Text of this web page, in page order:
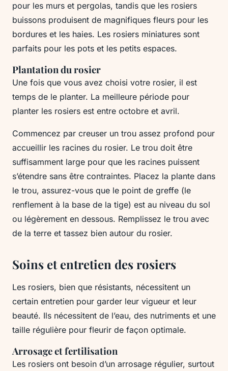
pour les murs et pergolas, tandis que les rosiers
buissons produisent de magnifiques fleurs pour les
bordures et les haies. Les rosiers miniatures sont
parfaits pour les pots et les petits espaces.
Plantation du rosier
Une fois que vous avez choisi votre rosier, il est
temps de le planter. La meilleure période pour
planter les rosiers est entre octobre et avril.
Commencez par creuser un trou assez profond pour
accueillir les racines du rosier. Le trou doit être
suffisamment large pour que les racines puissent
s’étendre sans être contraintes. Placez la plante dans
le trou, assurez-vous que le point de greffe (le
renflement à la base de la tige) est au niveau du sol
ou légèrement en dessous. Remplissez le trou avec
de la terre et tassez bien autour du rosier.
Soins et entretien des rosiers
Les rosiers, bien que résistants, nécessitent un
certain entretien pour garder leur vigueur et leur
beauté. Ils nécessitent de l’eau, des nutriments et une
taille régulière pour fleurir de façon optimale.
Arrosage et fertilisation
Les rosiers ont besoin d’un arrosage régulier, surtout